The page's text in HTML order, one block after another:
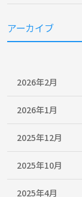
アーカイブ
2026年2月
2026年1月
2025年12月
2025年10月
2025年4月